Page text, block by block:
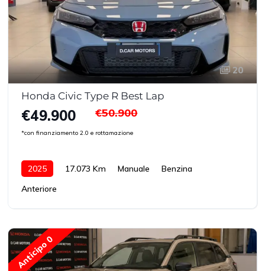
20
Honda Civic Type R Best Lap
€49.900
*con finanziamento 2.0 e rottamazione
€50.900
2025 17.073 Km Manuale
Benzina
Anteriore
Anticipo 0